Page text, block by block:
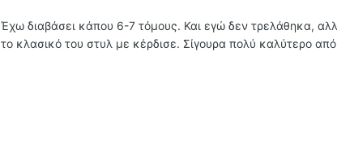
Έχω διαβάσει κάπου 6-7 τόμους. Και εγώ δεν τρελάθηκα,
το κλασικό του στυλ με κέρδισε. Σίγουρα πολύ καλύτερο